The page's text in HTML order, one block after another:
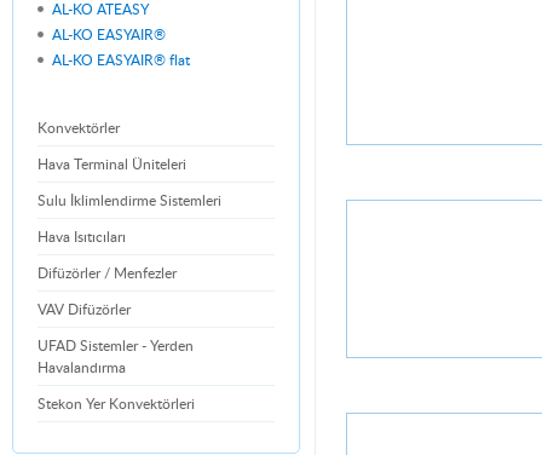
AL-KO ATEASY
AL-KO EASYAIR®
AL-KO EASYAIR® flat
Konvektörler
Hava Terminal Üniteleri
Sulu İklimlendirme Sistemleri
Hava Isıtıcıları
Difüzörler / Menfezler
VAV Difüzörler
UFAD Sistemler - Yerden
Havalandırma
Stekon Yer Konvektörleri